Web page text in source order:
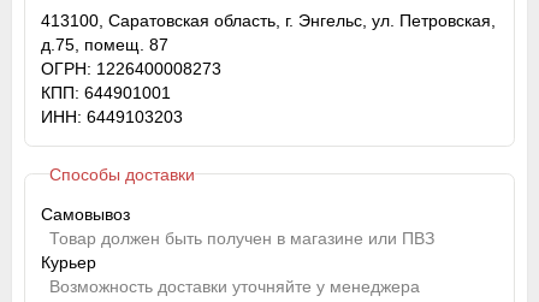
413100, Саратовская область, г. Энгельс, ул. Петровская,
д.75, помещ. 87
ОГРН: 1226400008273
КПП: 644901001
ИНН: 6449103203
Способы доставки
Самовывоз
Товар должен быть получен в магазине или ПВЗ
Курьер
Возможность доставки уточняйте у менеджера